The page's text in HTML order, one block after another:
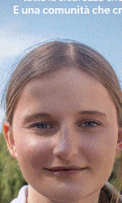
Levane nel
Articolo precedente
Celebrato il 73°
dell’eccidio di Santa
“Manteniamo viva la